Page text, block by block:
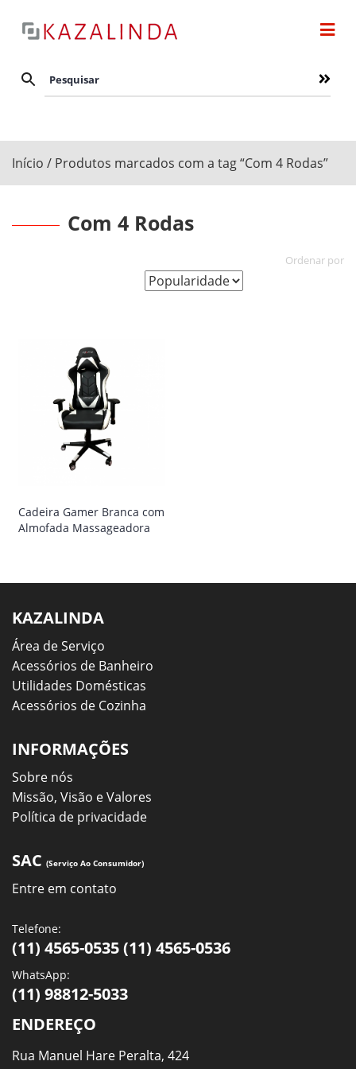
Início / Produtos marcados com a tag “Com 4 Rodas”
Com 4 Rodas
Cadeira Gamer Branca com
Almofada Massageadora
KAZALINDA
Área de Serviço
Acessórios de Banheiro
Utilidades Domésticas
Acessórios de Cozinha
INFORMAÇÕES
Sobre nós
Missão, Visão e Valores
Política de privacidade
SAC (Serviço Ao Consumidor)
Entre em contato
Telefone:
(11) 4565-0535 (11) 4565-0536
WhatsApp:
(11) 98812-5033
ENDEREÇO
Rua Manuel Hare Peralta, 424